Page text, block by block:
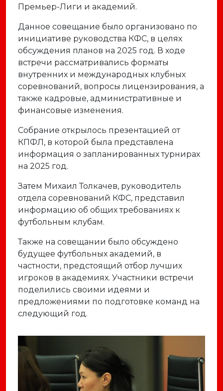
Премьер-Лиги и академий.
Данное совещание было организовано по
инициативе руководства КФС, в целях
обсуждения планов на 2025 год. В ходе
встречи рассматривались форматы
внутренних и международных клубных
соревнований, вопросы лицензирования, а
также кадровые, административные и
финансовые изменения.
Собрание открылось презентацией от
КПФЛ, в которой была представлена
информация о запланированных турнирах
на 2025 год.
Затем Михаил Толкачев, руководитель
отдела соревнований КФС, представил
информацию об общих требованиях к
футбольным клубам.
Также на совещании было обсуждено
будущее футбольных академий, в
частности, предстоящий отбор лучших
игроков в академиях. Участники встречи
поделились своими идеями и
предложениями по подготовке команд на
следующий год.